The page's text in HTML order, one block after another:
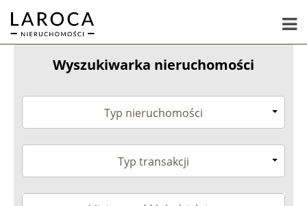
Wyszukiwarka nieruchomości
Typ nieruchomości
Typ transakcji